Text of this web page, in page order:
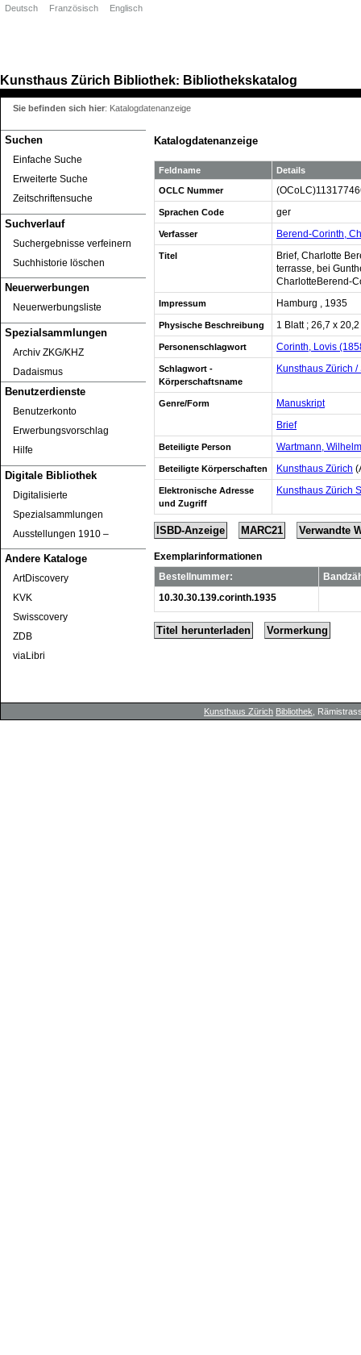
Kunsthaus Zürich Bibliothek: Bibliothekskatalog
Suchen
Einfache Suche
Erweiterte Suche
Zeitschriftensuche
Suchverlauf
Suchergebnisse verfeinern
Suchhistorie löschen
Neuerwerbungen
Neuerwerbungsliste
Spezialsammlungen
Archiv ZKG/KHZ
Dadaismus
Benutzerdienste
Benutzerkonto
Erwerbungsvorschlag
Hilfe
Digitale Bibliothek
Digitalisierte
Spezialsammlungen
Ausstellungen 1910 ‒
Andere Kataloge
ArtDiscovery
KVK
Swisscovery
ZDB
viaLibri
Deutsch Französisch Englisch
Sie befinden sich hier: Katalogdatenanzeige
Katalogdatenanzeige
Feldname Details
OCLC Nummer
Sprachen Code ger
Verfasser Berend-Corinth,
Titel
Brief, Charlotte
terrasse, bei
CharlotteBerend-
Impressum Hamburg , 1935
Physische Beschreibung 1 Blatt ; 26,7 x
Personenschlagwort Corinth, Lovis
Schlagwort -
Körperschaftsname
Kunsthaus Zürich
Genre/Form
Manuskript
Brief
Beteiligte Person Wartmann,
Beteiligte Körperschaften Kunsthaus Zürich
Elektronische Adresse
und Zugriff
Kunsthaus Zürich
ISBD-Anzeige MARC21 Verwandte
Exemplarinformationen
Bestellnummer:
10.30.30.139.corinth.1935
Titel herunterladen Vormerkung
Kunsthaus Zürich Bibliothek ,